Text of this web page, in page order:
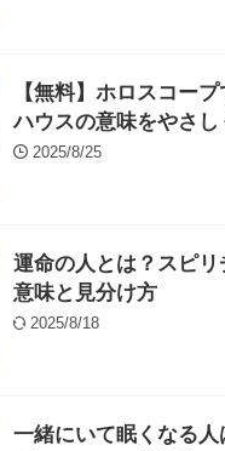
【無料】ホロスコー
ハウスの意味をやさし
2025/8/25
運命の人とは？スピ
意味と見分け方
2025/8/18
一緒にいて眠くなる